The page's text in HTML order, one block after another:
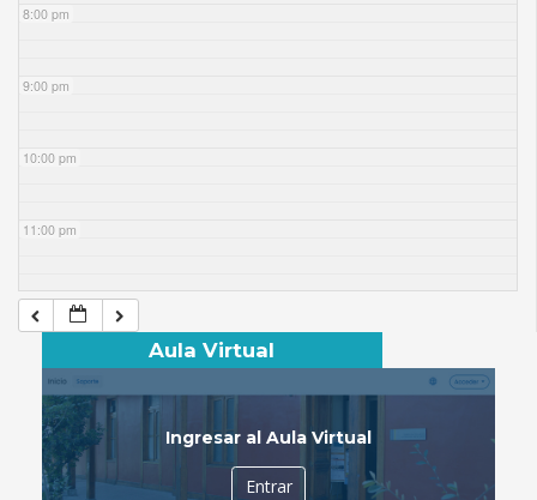
8:00 pm
9:00 pm
10:00 pm
11:00 pm
Aula Virtual
Ingresar al Aula Virtual
Entrar